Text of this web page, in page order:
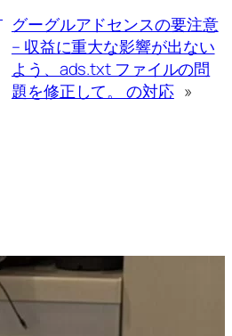
グーグルアドセンスの要注意
– 収益に重大な影響が出ない
よう、ads.txt ファイルの問
題を修正して。 の対応 »